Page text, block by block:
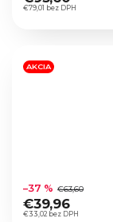
je
hviezdičiek.
€79,01 bez DPH
AKCIA
hodnotenie
produktu
je
€33,02 bez DPH
–37 % €63,60
€39,96